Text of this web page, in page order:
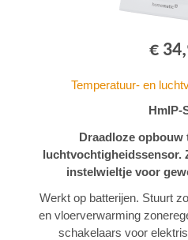
€
Temperatuur- en
HmIP-
Draadloze opbouw
luchtvochtigheidssensor.
instelwieltje voor
Werkt op batterijen. Stuurt
en vloerverwarming
schakelaars voor